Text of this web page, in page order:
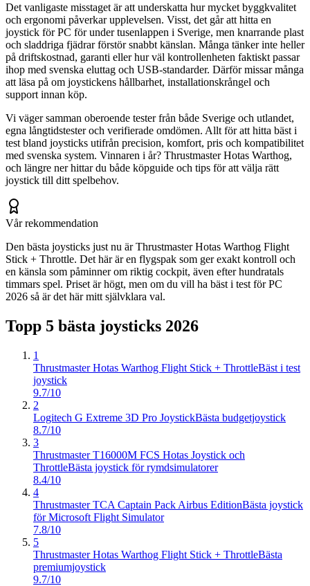
Det vanligaste misstaget är att underskatta hur mycket byggkvalitet
och ergonomi påverkar upplevelsen. Visst, det går att hitta en
joystick för PC för under tusenlappen i Sverige, men knarrande plast
och sladdriga fjädrar förstör snabbt känslan. Många tänker inte heller
på driftskostnad, garanti eller hur väl kontrollenheten faktiskt passar
ihop med svenska eluttag och USB-standarder. Därför missar många
att läsa på om joystickens hållbarhet, installationskrångel och
support innan köp.
Vi väger samman oberoende tester från både Sverige och utlandet,
egna långtidstester och verifierade omdömen. Allt för att hitta bäst i
test bland joysticks utifrån precision, komfort, pris och kompatibilitet
med svenska system. Vinnaren i år? Thrustmaster Hotas Warthog,
och längre ner hittar du både köpguide och tips för att välja rätt
joystick till ditt spelbehov.
Vår rekommendation
Den bästa joysticks just nu är Thrustmaster Hotas Warthog Flight
Stick + Throttle. Det här är en flygspak som ger exakt kontroll och
en känsla som påminner om riktig cockpit, även efter hundratals
timmars spel. Priset är högt, men om du vill ha bäst i test för PC
2026 så är det här mitt självklara val.
Topp 5 bästa joysticks 2026
1
Thrustmaster Hotas Warthog Flight Stick + ThrottleBäst i test
joystick
9.7/10
2
Logitech G Extreme 3D Pro JoystickBästa budgetjoystick
8.7/10
3
Thrustmaster T16000M FCS Hotas Joystick och
ThrottleBästa joystick för rymdsimulatorer
8.4/10
4
Thrustmaster TCA Captain Pack Airbus EditionBästa joystick
för Microsoft Flight Simulator
7.8/10
5
Thrustmaster Hotas Warthog Flight Stick + ThrottleBästa
premiumjoystick
9.7/10